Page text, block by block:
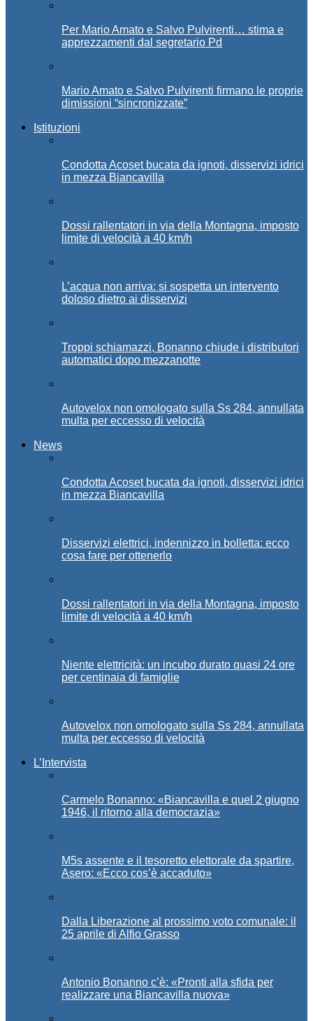
Per Mario Amato e Salvo Pulvirenti… stima e
apprezzamenti dal segretario Pd
Mario Amato e Salvo Pulvirenti firmano le proprie
dimissioni “sincronizzate”
Istituzioni
Condotta Acoset bucata da ignoti, disservizi idrici
in mezza Biancavilla
Dossi rallentatori in via della Montagna, imposto
limite di velocità a 40 km/h
L’acqua non arriva: si sospetta un intervento
doloso dietro ai disservizi
Troppi schiamazzi, Bonanno chiude i distributori
automatici dopo mezzanotte
Autovelox non omologato sulla Ss 284, annullata
multa per eccesso di velocità
News
Condotta Acoset bucata da ignoti, disservizi idrici
in mezza Biancavilla
Disservizi elettrici, indennizzo in bolletta: ecco
cosa fare per ottenerlo
Dossi rallentatori in via della Montagna, imposto
limite di velocità a 40 km/h
Niente elettricità: un incubo durato quasi 24 ore
per centinaia di famiglie
Autovelox non omologato sulla Ss 284, annullata
multa per eccesso di velocità
L’Intervista
Carmelo Bonanno: «Biancavilla e quel 2 giugno
1946, il ritorno alla democrazia»
M5s assente e il tesoretto elettorale da spartire,
Asero: «Ecco cos’è accaduto»
Dalla Liberazione al prossimo voto comunale: il
25 aprile di Alfio Grasso
Antonio Bonanno c’è: «Pronti alla sfida per
realizzare una Biancavilla nuova»